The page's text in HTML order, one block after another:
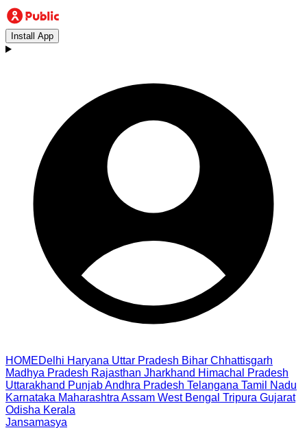
Install App
HOMEDelhi Haryana Uttar Pradesh Bihar Chhattisgarh
Madhya Pradesh Rajasthan Jharkhand Himachal Pradesh
Uttarakhand PunjabAndhra Pradesh Telangana Tamil Nadu
Karnataka Maharashtra Assam West Bengal Tripura Gujarat
Odisha Kerala
Jansamasya